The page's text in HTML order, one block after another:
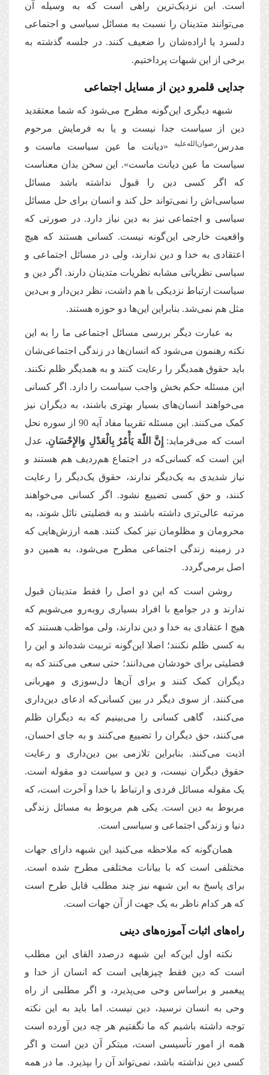
است. این نزدیک‌ترین راهی است که به وسیله آن
می‌توانند متدینان را نسبت به مسائل سیاسی و اجتماعی
دلسرد یا اراده‌شان را ضعیف کنند. در جلسه گذشته به
برخی از این شبهات پرداختیم.
جدایی قلمرو دین از مسایل اجتماعی
شبهه دیگری این‌گونه مطرح می‌شود که شما معتقدید
دین از سیاست جدا نیست و یا به فرمایش مرحوم
مدرس‌رضوان‌الله‌علیه
«دیانت ما عین سیاست ماست و
سیاست ما عین دیانت ماست». این سخن بدان معناست
که اگر کسی دین را قبول نداشته باشد مسائل
سیاسی‌اش را نمی‌تواند حل کند و انسان برای حل مسائل
سیاسی و اجتماعی نیز به دین نیاز دارد. در صورتی که
واقعیت خارجی این‌گونه نیست. کسانی هستند که هیچ
اعتقادی به خدا و دین ندارند، ولی در مسائل اجتماعی و
سیاسی نظریاتی مشابه نظریات متدینان دارند. اگر دین و
سیاست ارتباط نزدیکی با هم داشت، نظر دین‌دار و بی‌دین
مثل هم نمی‌شد. بنابراین این‌ها دو حوزه هستند.
به عبارت دیگر بررسی مسائل اجتماعی ما را به این
نکته رهنمون می‌شود که انسان‌ها در زندگی اجتماعی‌شان
باید حقوق همدیگر را رعایت کنند و به همدیگر ظلم نکنند.
این مسئله حکم بخش واجب سیاست را دارد. اگر کسانی
می‌خواهند انسان‌های بسیار بهتری باشند، به دیگران نیز
کمک می‌کنند. این مسئله تقریبا مفاد آیه 90 از سوره نحل
است که می‌فرماید: إِنَّ اللّهَ يَأْمُرُ بِالْعَدْلِ وَالإِحْسَانِ. عدل
این است که کسانی‌که در اجتماع هم‌ردیف هم هستند و
نیاز شدیدی به یک‌دیگر ندارند، حقوق یک‌دیگر را رعایت
کنند، و حق کسی تضییع نشود. اگر کسانی می‌خواهند
مرتبه عالی‌تری داشته باشند و به فضلیتی نائل شوند، به
محرومان و مظلومان نیز کمک کنند. همه ارزش‌هایی که
در زمینه زندگی اجتماعی مطرح می‌شود، به همین دو
اصل برمی‌گردد.
روشن است که این دو اصل را فقط متدینان قبول
ندارند و در جوامع با افراد بسیاری روبه‌رو می‌شویم که
هیچ ا عتقادی به خدا و دین ندارند، ولی مواظب هستند که
به کسی ظلم نکنند؛ اصلا این‌گونه تربیت شده‌اند و این را
فضلیتی برای خودشان می‌دانند؛ حتی سعی می‌کنند که به
دیگران کمک کنند و برای آن‌ها دل‌سوزی و مهربانی
می‌کنند. از سوی دیگر در بین کسانی‌که ادعای دین‌داری
می‌کنند، گاهی کسانی را می‌بینیم که به دیگران ظلم
می‌کنند، حق دیگران را تضییع می‌کنند و به جای احسان،
اذیت می‌کنند. بنابراین تلازمی بین دین‌داری و رعایت
حقوق دیگران نیست، و دین و سیاست دو مقوله است.
یک مقوله مسائل فردی و ارتباط با خدا و آخرت است، که
مربوط به دین است. یکی هم مربوط به مسائل زندگی
دنیا و زندگی اجتماعی و سیاسی است.
همان‌گونه که ملاحظه می‌کنید این شبهه دارای جهات
مختلفی است که با بیانات مختلفی مطرح شده است.
برای پاسخ به این شبهه نیز چند مطلب قابل طرح است
که هر کدام ناظر به یک جهت از آن جهات است.
راه‌های اثبات آموزه‌های دینی
نکته اول این‌که این شبهه درصدد القای این مطلب
است که دین فقط چیزهایی است که انسان از خدا و
پیغمبر و براساس وحی می‌پذیرد، و اگر مطلبی از راه
وحی به انسان نرسید، دین نیست. اما باید به این نکته
توجه داشته باشیم که ما نگفتیم هر چه دین آورده است
همه از امور تأسیسی است، مبتکر آن دین است و اگر
کسی دین نداشته باشد، نمی‌تواند آن را بپذیرد. ما در همه